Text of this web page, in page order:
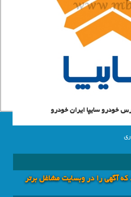
خودرو سایپا ایران خودرو
که آگهی را در وبسايت مشاغل برتر